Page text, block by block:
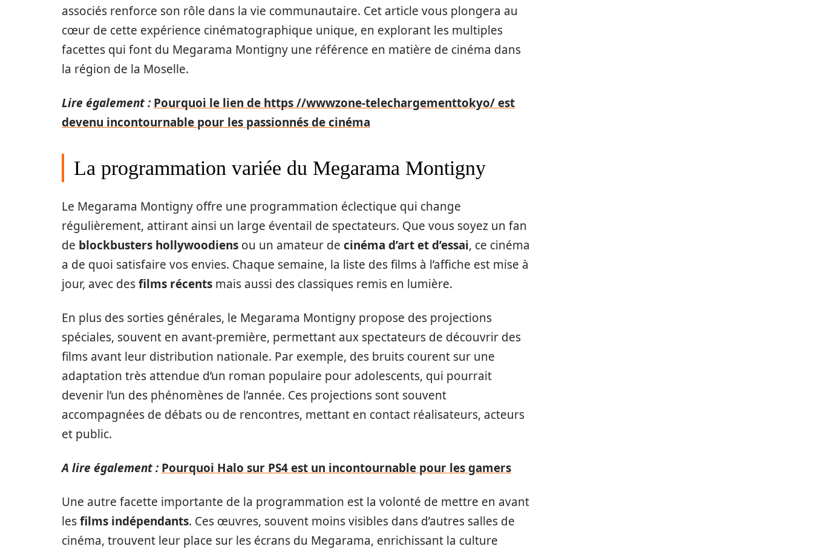
associés renforce son rôle dans la vie communautaire. Cet article vous plongera au
cœur de cette expérience cinématographique unique, en explorant les multiples
facettes qui font du Megarama Montigny une référence en matière de cinéma dans
la région de la Moselle.
Lire également : Pourquoi le lien de https //wwwzone-telechargementtokyo/ est
devenu incontournable pour les passionnés de cinéma
La programmation variée du Megarama Montigny
Le Megarama Montigny offre une programmation éclectique qui change
régulièrement, attirant ainsi un large éventail de spectateurs. Que vous soyez un fan
de blockbusters hollywoodiens ou un amateur de cinéma d’art et d’essai, ce cinéma
a de quoi satisfaire vos envies. Chaque semaine, la liste des films à l’affiche est mise à
jour, avec desfilms récents mais aussi des classiques remis en lumière.
En plus des sorties générales, le Megarama Montigny propose des projections
spéciales, souvent en avant-première, permettant aux spectateurs de découvrir des
films avant leur distribution nationale. Par exemple, des bruits courent sur une
adaptation très attendue d’un roman populaire pour adolescents, qui pourrait
devenir l’un des phénomènes de l’année. Ces projections sont souvent
accompagnées de débats ou de rencontres, mettant en contact réalisateurs, acteurs
et public.
A lire également : Pourquoi Halo sur PS4 est un incontournable pour les gamers
Une autre facette importante de la programmation est la volonté de mettre en avant
lesfilms indépendants. Ces œuvres, souvent moins visibles dans d’autres salles de
cinéma, trouvent leur place sur les écrans du Megarama, enrichissant la culture